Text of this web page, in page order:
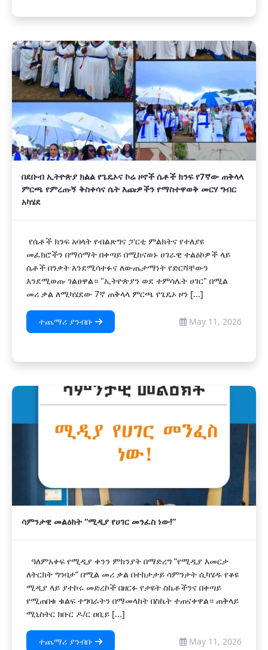
በደቡብ ኢትዮጵያ ክልል የጌዴኦና ኮሬ ዞኖች ሴቶች ክንፍ የ7ኛው ጠቅላላ
ምርጫ የምረጡኝ ቅስቀሳና ሴት እጩዎችን የማስተዋወቅ መርሃ ግብር
አካሄደ
የሴቶች ክንፍ አባላት የብልጽግና ፓርቲ ምልክትና የተለያዩ
መፈክሮችን በማሰማት በቀጣይ በሚከናወኑ ሀገራዊ ተልዕኮዎች ላይ
ሴቶች በንቃት እንደሚሳተፉና ለውጤታማነት የድርሻቸውን
እንደሚወጡ ገልፀዋል። "ኢትዮጵያን ወደ ተምሳሌት ሀገር" በሚል
መሪ ቃል ለሚካሄደው 7ኛ ጠቅላላ ምርጫ የጌዴኦ ዞን [...]
ተጨማሪ ያንብቡ May 11, 2026
ሳምንታዊ መልዕክት “ሚዲያ የሀገር መንፈስ ነው!”
ዓለምአቀፍ የሚዲያ ቀንን ምክንያት በማድረግ “የሚዲያ እመርታ
ለትርክት ግንባታ” በሚል መሪ ቃል በተከታታይ ሳምንታት ሲካሄዱ የቆዩ
ሚዲያ ላይ ያተኮሩ መድረኮች በዘርፉ የታዩት ስኬቶችንና በቀጣይ
የሚጠበቁ ቁልፍ ተግባራትን በማመላከት በስኬት ተጠናቀዋል። ጠቅላይ
ሚኒስትር ክቡር ዶ/ር ዐቢይ [...]
ተጨማሪ ያንብቡ May 11, 2026